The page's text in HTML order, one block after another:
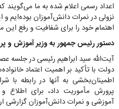
اعداد رسمی اعلام شده به ما
نزولی در نمرات دانش‌آموزان بوده‌ایم
اهتمام خود را برای شفافیت و رفع این
دستور رئیس جمهور به وزیر آموزش و
دولت با تأکید بر اهمیت اعتماد
اطمینان‌بخشی به آنها در رابطه با
پرورش مأموریت داد، برای اطلاع
آموزشی و نمرات دانش‌آموزان گزارشی